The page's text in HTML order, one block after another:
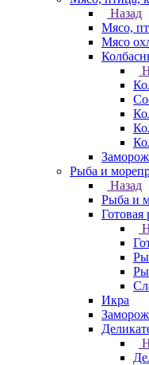
Назад
Мясо,
Мясо
Рыба и
Назад
Рыба и
Икра